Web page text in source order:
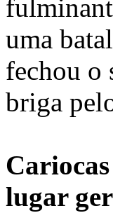
uma
fechou o
briga
lugar